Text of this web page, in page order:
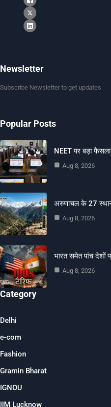
Newsletter
Subscribe Newsletter to get updates
Popular Posts
NEET पर बड़ा फैसला
Aug 8, 2026
अरुणाचल के 27
Aug 8, 2026
भारत समेत पांच देशों
Aug 8, 2026
Category
Delhi
e-com
Fashion
Gramin Bharat
IGNOU
IIM Lucknow